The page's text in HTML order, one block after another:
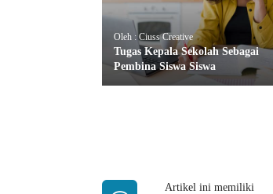
Oleh : Ciuss Creative
Tugas Kepala Sekolah Sebagai
Pembina Siswa Siswa
Artikel ini memiliki